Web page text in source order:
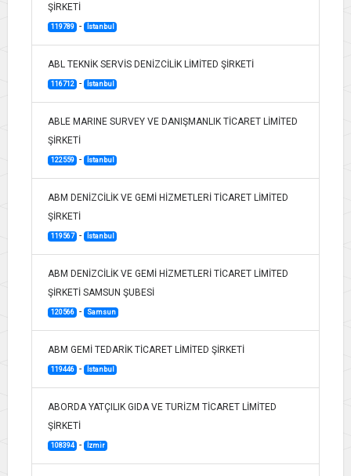
ŞİRKETİ
119789 - İstanbul
ABL TEKNİK SERVİS DENİZCİLİK LİMİTED ŞİRKETİ
116712 - İstanbul
ABLE MARINE SURVEY VE DANIŞMANLIK TİCARET LİMİTED
ŞİRKETİ
122559 - İstanbul
ABM DENİZCİLİK VE GEMİ HİZMETLERİ TİCARET LİMİTED
ŞİRKETİ
119567 - İstanbul
ABM DENİZCİLİK VE GEMİ HİZMETLERİ TİCARET LİMİTED
ŞİRKETİ SAMSUN ŞUBESİ
120566 - Samsun
ABM GEMİ TEDARİK TİCARET LİMİTED ŞİRKETİ
119446 - İstanbul
ABORDA YATÇILIK GIDA VE TURİZM TİCARET LİMİTED
ŞİRKETİ
108394 - İzmir